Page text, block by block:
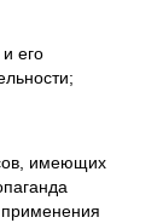
его
имеющих